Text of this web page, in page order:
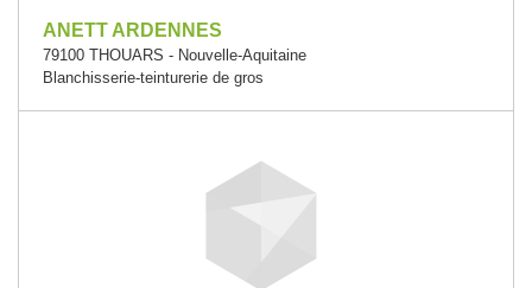
ANETT ARDENNES
79100 THOUARS - Nouvelle-Aquitaine
Blanchisserie-teinturerie de gros